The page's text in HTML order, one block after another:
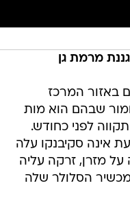
מרמת גן
באזור המרכז
שבהם הוא מות
לפני כחודש.
אינה סקיבנקו עלה
מזרן, זרקה עליה
הסלולר שלה